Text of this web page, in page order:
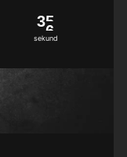
sekund
35